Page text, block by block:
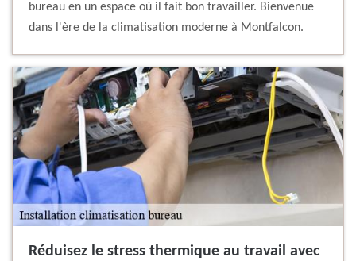
bureau en un espace où il fait bon travailler. Bienvenue
dans l'ère de la climatisation moderne à Montfalcon.
Réduisez le stress thermique au travail avec